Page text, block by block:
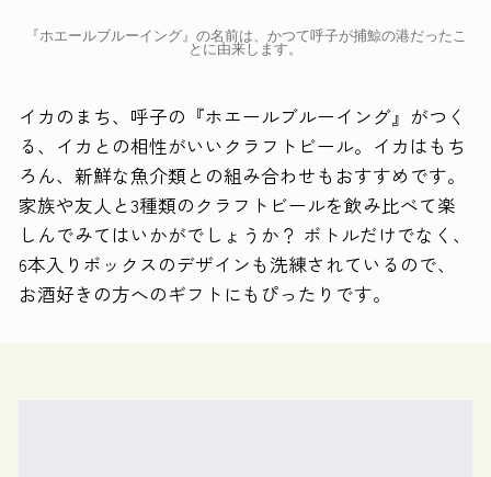
『ホエールブルーイング』の名前は、かつて呼子が捕鯨の港だったこ
とに由来します。
イカのまち、呼子の『ホエールブルーイング』がつく
る、イカとの相性がいいクラフトビール。イカはもち
ろん、新鮮な魚介類との組み合わせもおすすめです。
家族や友人と3種類のクラフトビールを飲み比べて楽
しんでみてはいかがでしょうか？ ボトルだけでなく、
6本入りボックスのデザインも洗練されているので、
お酒好きの方へのギフトにもぴったりです。